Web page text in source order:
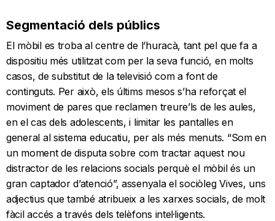
Segmentació dels públics
El mòbil es troba al centre de l’huracà, tant pel que fa a
dispositiu més utilitzat com per la seva funció, en molts
casos, de substitut de la televisió com a font de
continguts. Per això, els últims mesos s’ha reforçat el
moviment de pares que reclamen treure’ls de les aules,
en el cas dels adolescents, i limitar les pantalles en
general al sistema educatiu, per als més menuts. “Som en
un moment de disputa sobre com tractar aquest nou
distractor de les relacions socials perquè el mòbil és un
gran captador d’atenció”, assenyala el sociòleg Vives, uns
adjectius que també atribueix a les xarxes socials, de molt
fàcil accés a través dels telèfons intel·ligents.